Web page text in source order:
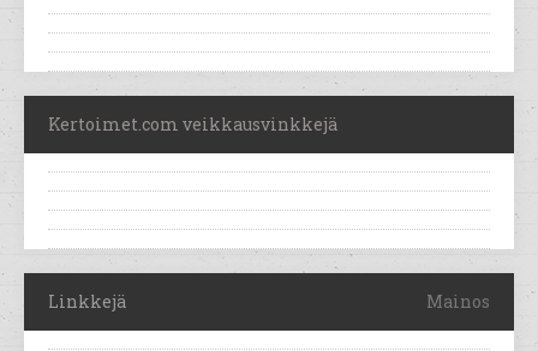
Kertoimet.com veikkausvinkkejä
Linkkejä Mainos